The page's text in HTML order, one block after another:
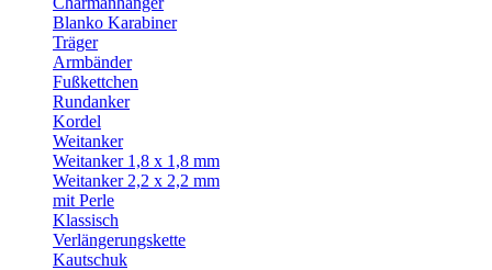
Blanko Karabiner
Träger
Armbänder
Fußkettchen
Rundanker
Kordel
Weitanker
Weitanker 1,8 x 1,8 mm
Weitanker 2,2 x 2,2 mm
mit Perle
Klassisch
Verlängerungskette
Kautschuk